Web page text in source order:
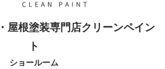
屋根塗装専門店クリーンペイン
ト
ショールーム